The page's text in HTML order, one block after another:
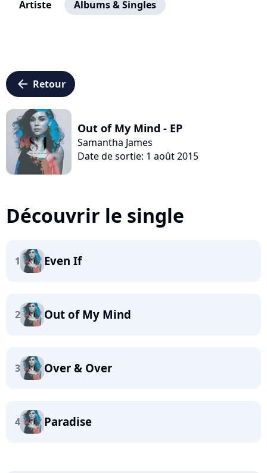
Artiste Albums & Singles
arrow_left Retour
Out of My Mind - EP
Samantha James
Date de sortie: 1 août 2015
Découvrir le single
1 Even If
2 Out of My Mind
3 Over & Over
4 Paradise